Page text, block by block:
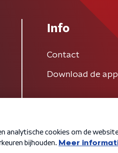
Info
Contact
Download de app